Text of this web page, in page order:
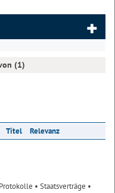
(1)
Titel Relevanz
• Staatsverträge •